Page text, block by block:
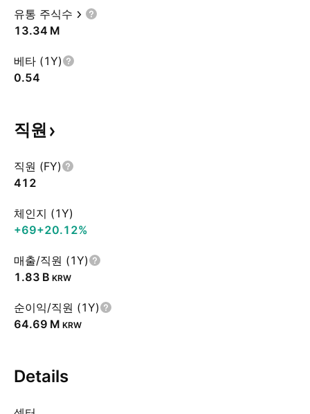
유통 주식수
‪13.34 M‬
베타 (1Y)
0.54
직원
직원 (FY)
412
체인지 (1Y)
+69+20.12%
매출/직원 (1Y)
‪1.83 B‬ KRW
순이익/직원 (1Y)
‪64.69 M‬ KRW
Details